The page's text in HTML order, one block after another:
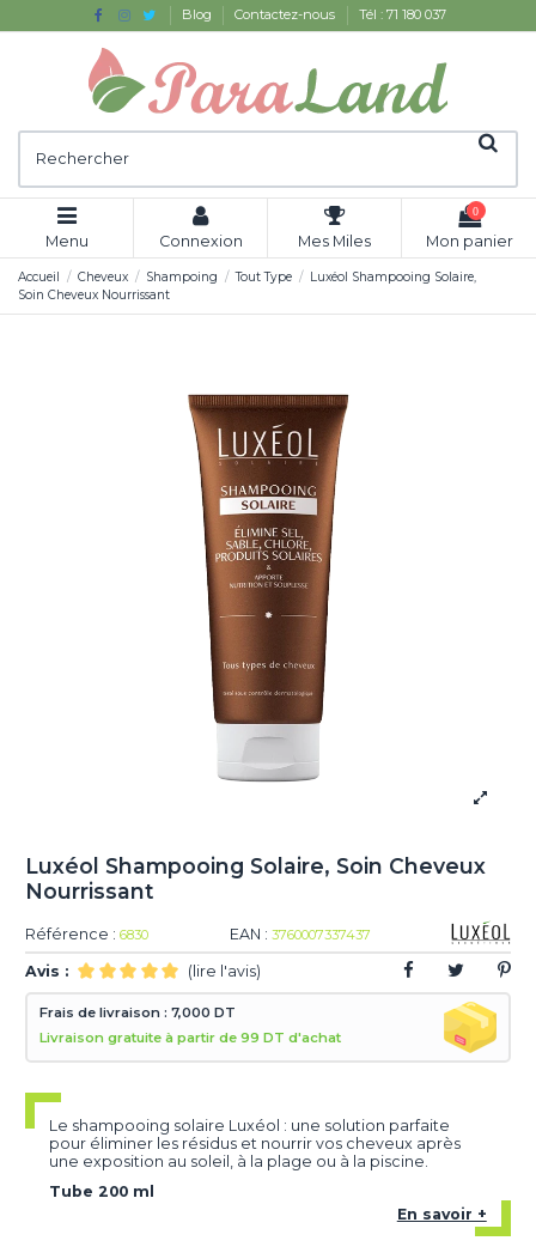
Blog Contactez-nous Tél : 71 180 037
Menu Connexion Mes Miles
0
Mon panier
Accueil Cheveux Shampoing Tout Type
Luxéol Shampooing Solaire,
Soin Cheveux Nourrissant
Luxéol Shampooing Solaire, Soin Cheveux
Nourrissant
Référence : 6830 EAN : 3760007337437
Avis : (lire l'avis)
Frais de livraison : 7,000 DT
Livraison gratuite à partir de 99 DT d'achat
Le shampooing solaire Luxéol : une solution parfaite
pour éliminer les résidus et nourrir vos cheveux après
une exposition au soleil, à la plage ou à la piscine.
Tube 200 ml
En savoir +